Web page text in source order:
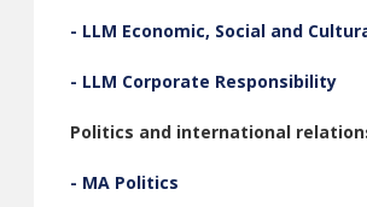
- LLM Economic, Social and
- LLM Corporate Responsibility
Politics and international
- MA Politics